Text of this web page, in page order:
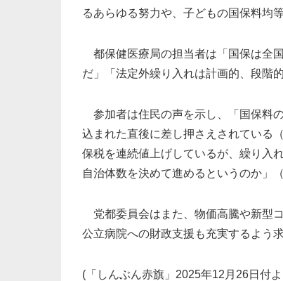
るあらゆる努力や、子どもの国保料均
都保健医療局の担当者は「国保は全
だ」「法定外繰り入れは計画的、段階
参加者は住民の声を示し、「国保料
込まれた直後に差し押さえされている
保税を連続値上げしているが、繰り入
自治体数を決めて進めるというのか」
党都委員会はまた、物価高騰や新型
公立病院への財政支援も充実するよう求
(「しんぶん赤旗」2025年12月26日付